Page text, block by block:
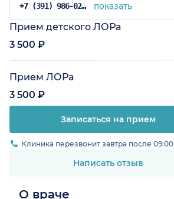
+7 (391) 986-02-70 показать
Прием детского ЛОРа
3 500 ₽
Прием ЛОРа
3 500 ₽
Записаться на прием
Клиника перезвонит завтра после 09:00
Написать отзыв
О враче